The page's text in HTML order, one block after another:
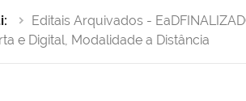
Editais Arquivados - EaD
e Digital, Modalidade a Distância